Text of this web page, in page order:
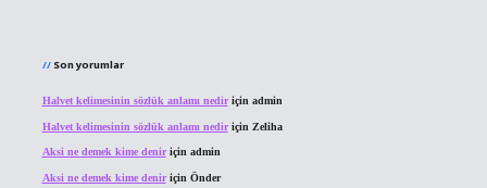
Son yorumlar
Halvet kelimesinin sözlük anlamı nediriçin admin
Halvet kelimesinin sözlük anlamı nediriçin Zeliha
Aksi ne demek kime deniriçin admin
Aksi ne demek kime deniriçin Önder